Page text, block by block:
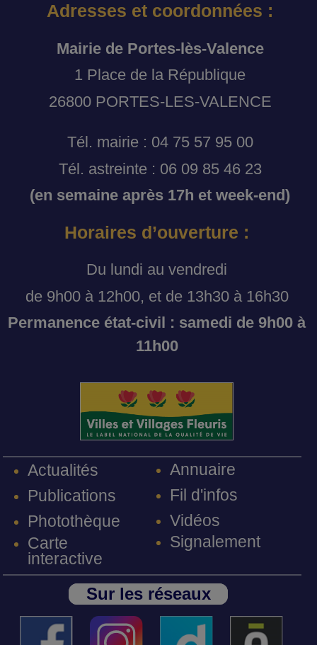
Adresses et coordonnées :
Mairie de Portes-lès-Valence
1 Place de la République
26800 PORTES-LES-VALENCE
Tél. mairie : 04 75 57 95 00
Tél. astreinte : 06 09 85 46 23
(en semaine après 17h et week-end)
Horaires d’ouverture :
Du lundi au vendredi
de 9h00 à 12h00, et de 13h30 à 16h30
Permanence état-civil : samedi de 9h00 à
11h00
Actualités
Publications
Photothèque
Carte
interactive
Annuaire
Fil d'infos
Vidéos
Signalement
Sur les réseaux